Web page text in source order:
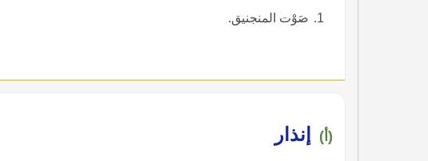
صَوْت المنجنيق.
(أ) إنذار